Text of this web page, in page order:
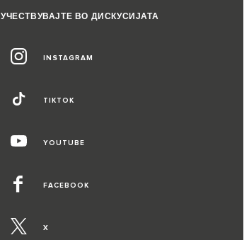
УЧЕСТВУВАЈТЕ ВО ДИСКУСИЈАТА
INSTAGRAM
TIKTOK
YOUTUBE
FACEBOOK
X